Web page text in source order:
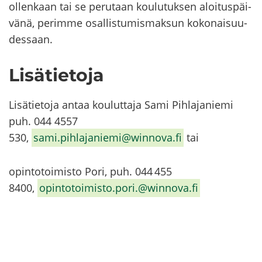
ol­len­kaan tai se pe­ru­taan kou­lu­tuk­sen aloi­tus­päi­
vä­nä, pe­rim­me osal­lis­tu­mis­mak­sun ko­ko­nai­suu­
des­saan.
Li­sä­tie­to­ja
Li­sä­tie­to­ja antaa kou­lut­ta­ja Sami Pih­la­ja­nie­mi
puh. 044 4557
530, sami.pih­la­ja­nie­mi@winnova.fi tai
opin­to­toi­mis­to Pori, puh. 044 455
8400, opin­to­toi­mis­to.pori.@winnova.fi